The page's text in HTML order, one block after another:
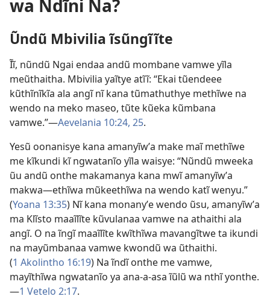
wa Ndĩni Na?
Ũndũ Mbivilia ĩsũngĩĩte
Ĩĩ, nũndũ Ngai endaa andũ mombane vamwe yĩla
meũthaitha. Mbivilia yaĩtye atĩĩ: “Ekai tũendeee
kũthĩnĩkĩa ala angĩ nĩ kana tũmathuthye methĩwe na
wendo na meko maseo, tũte kũeka kũmbana
vamwe.”—Aevelania 10:24, 25.
Yesũ oonanisye kana amanyĩwʼa make maĩ methĩwe
me kĩkundi kĩ ngwatanĩo yĩla waisye: “Nũndũ mweeka
ũu andũ onthe makamanya kana mwĩ amanyĩwʼa
makwa—ethĩwa mũkeethĩwa na wendo katĩ wenyu.”
(Yoana 13:35) Nĩ kana monanyʼe wendo ũsu, amanyĩwʼa
ma Klĩsto maaĩlĩte kũvulanaa vamwe na athaithi ala
angĩ. O na ĩngĩ maaĩlĩte kwĩthĩwa mavangĩtwe ta ikundi
na mayũmbanaa vamwe kwondũ wa ũthaithi.
(1 Akolintho 16:19) Na ĩndĩ onthe me vamwe,
mayĩthĩwa ngwatanĩo ya ana-a-asa ĩũlũ wa nthĩ yonthe.
—1 Vetelo 2:17.